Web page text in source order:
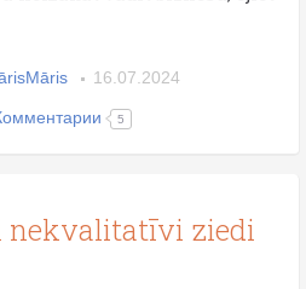
16.07.2024
5
nekvalitatīvi ziedi